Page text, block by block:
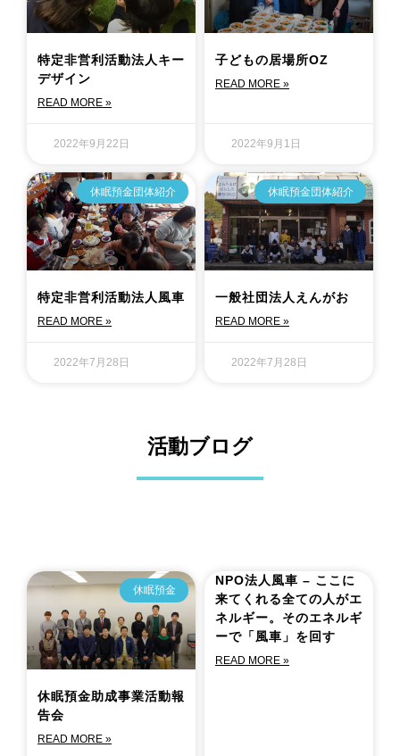
特定非営利活動法人キー
デザイン
READ MORE »
2022年9月22日
子どもの居場所OZ
READ MORE »
2022年9月1日
休眠預金団体紹介
特定非営利活動法人風車
READ MORE »
2022年7月28日
休眠預金団体紹介
一般社団法人えんがお
READ MORE »
2022年7月28日
活動ブログ
休眠預金
休眠預金助成事業活動報
告会
READ MORE »
NPO法人風車 – ここに
来てくれる全ての人がエ
ネルギー。そのエネルギ
ーで「風車」を回す
READ MORE »